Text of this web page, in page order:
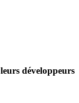
développeurs